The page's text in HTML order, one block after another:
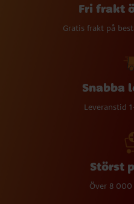
Fri frakt
Gratis frakt på
Snabba
Leveranstid
Störst
Över 8